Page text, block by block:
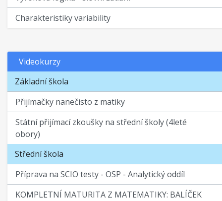
Charakteristiky variability
Videokurzy
Základní škola
Přijímačky nanečisto z matiky
Státní přijímací zkoušky na střední školy (4leté
obory)
Střední škola
Příprava na SCIO testy - OSP - Analytický oddíl
KOMPLETNÍ MATURITA Z MATEMATIKY: BALÍČEK